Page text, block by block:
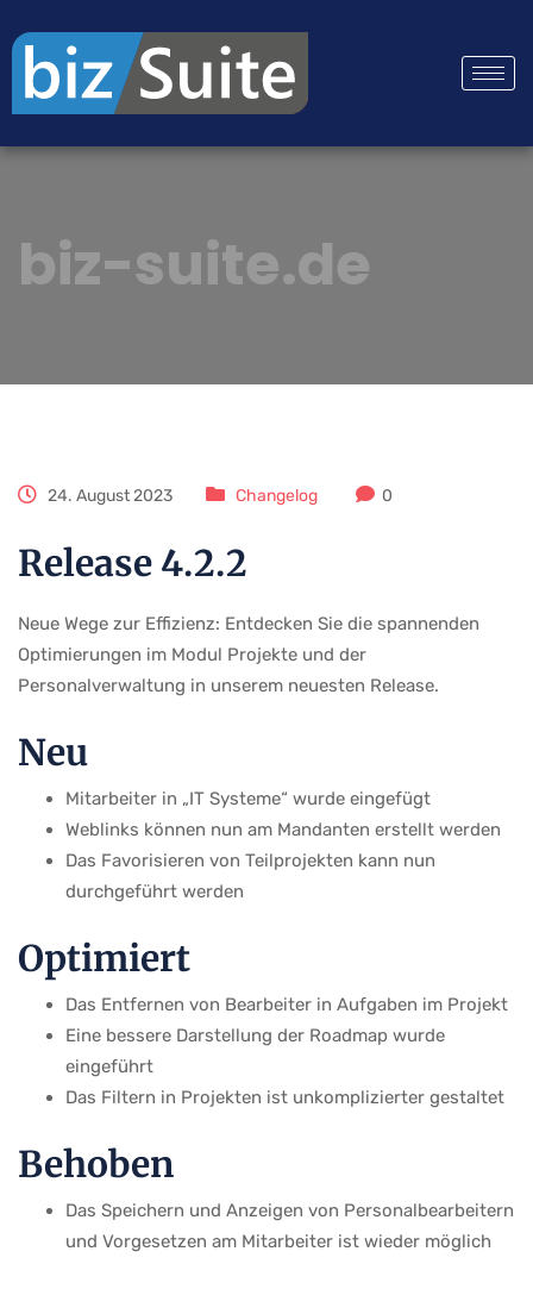
biz-suite.de
24. August 2023 Changelog 0
Release 4.2.2
Neue Wege zur Effizienz: Entdecken Sie die spannenden
Optimierungen im Modul Projekte und der
Personalverwaltung in unserem neuesten Release.
Neu
Mitarbeiter in „IT Systeme“ wurde eingefügt
Weblinks können nun am Mandanten erstellt werden
Das Favorisieren von Teilprojekten kann nun
durchgeführt werden
Optimiert
Das Entfernen von Bearbeiter in Aufgaben im Projekt
Eine bessere Darstellung der Roadmap wurde
eingeführt
Das Filtern in Projekten ist unkomplizierter gestaltet
Behoben
Das Speichern und Anzeigen von Personalbearbeitern
und Vorgesetzen am Mitarbeiter ist wieder möglich